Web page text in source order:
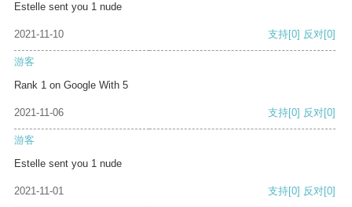
Estelle sent you 1 nude
2021-11-10 支持[0] 反对[0]
游客
Rank 1 on Google With 5
2021-11-06 支持[0] 反对[0]
游客
Estelle sent you 1 nude
2021-11-01 支持[0] 反对[0]